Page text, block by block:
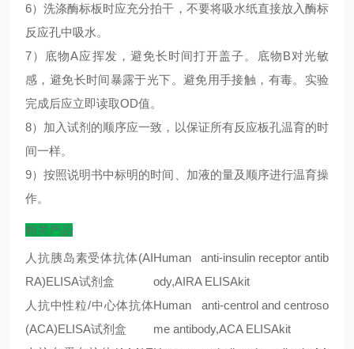
6）洗涤酶标板时应充分拍干，不要将吸水纸直接放入酶标
反应孔中吸水。
7）底物A应挥发，避免长时间打开盖子。底物B对光敏
感，避免长时间暴露于光下。避免用手接触，有毒。实验
完成后应立即读取OD值。
8）加入试剂的顺序应一致，以保证所有反应板孔温育的时
间一样。
9）按照说明书中标明的时间、加液的量及顺序进行温育操
作。
相关产品
人抗胰岛素受体抗体(AI
RA)ELISA试剂盒
Human anti-insulin receptor antib
ody,AIRA ELISAkit
人抗中性粒/中心体抗体
(ACA)ELISA试剂盒
Human anti-centrol and centroso
me antibody,ACA ELISAkit